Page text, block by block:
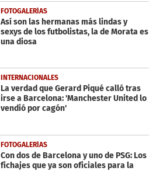
FOTOGALERÍAS
Así son las hermanas más lindas y
sexys de los futbolistas, la de Morata es
una diosa
INTERNACIONALES
La verdad que Gerard Piqué calló tras
irse a Barcelona: 'Manchester United lo
vendió por cagón'
FOTOGALERÍAS
Con dos de Barcelona y uno de PSG: Los
fichajes que ya son oficiales para la